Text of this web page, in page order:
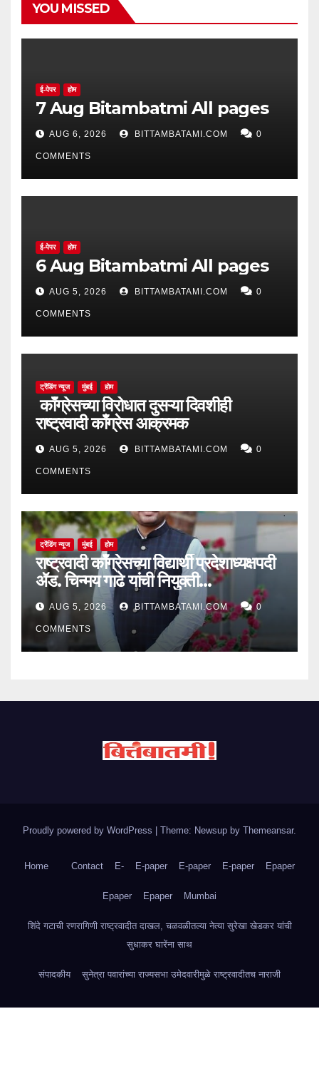
YOU MISSED
ई-पेपर होम
7 Aug Bitambatmi All pages
AUG 6, 2026 BITTAMBATAMI.COM 0
COMMENTS
ई-पेपर होम
6 Aug Bitambatmi All pages
AUG 5, 2026 BITTAMBATAMI.COM 0
COMMENTS
ट्रेंडिंग न्यूज मुंबई होम
काँग्रेसच्या विरोधात दुसऱ्या दिवशीही
राष्ट्रवादी काँग्रेस आक्रमक
AUG 5, 2026 BITTAMBATAMI.COM 0
COMMENTS
ट्रेंडिंग न्यूज मुंबई होम
राष्ट्रवादी काँग्रेसच्या विद्यार्थी प्रदेशाध्यक्षपदी
ॲड. चिन्मय गाढे यांची नियुक्ती…
AUG 5, 2026 BITTAMBATAMI.COM 0
COMMENTS
Proudly powered by WordPress | Theme: Newsup by Themeansar.
Home Contact E- E-paper E-paper E-paper Epaper
Epaper Epaper Mumbai
शिंदे गटाची रणरागिणी राष्ट्रवादीत दाखल, चळवळीतल्या नेत्या सुरेखा खेडकर यांची
सुधाकर घारेंना साथ
संपादकीय सुनेत्रा पवारांच्या राज्यसभा उमेदवारीमुळे राष्ट्रवादीतच नाराजी